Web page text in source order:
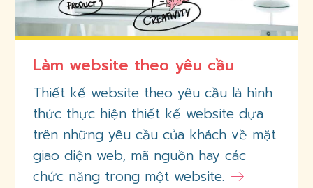
Làm website theo yêu cầu
Thiết kế website theo yêu cầu là hình
thức thực hiện thiết kế website dựa
trên những yêu cầu của khách về mặt
giao diện web, mã nguồn hay các
chức năng trong một website.